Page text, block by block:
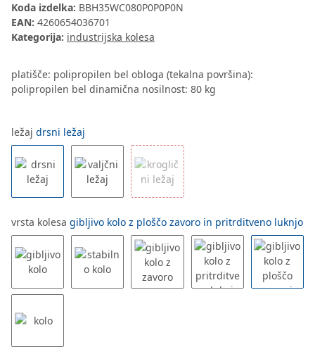
Koda izdelka: BBH35WC080P0P0P0N
EAN: 4260654036701
Kategorija: industrijska kolesa
platišče: polipropilen bel obloga (tekalna površina):
polipropilen bel dinamična nosilnost: 80 kg
ležaj drsni ležaj
vrsta kolesa gibljivo kolo z ploščo zavoro in pritrditveno luknjo